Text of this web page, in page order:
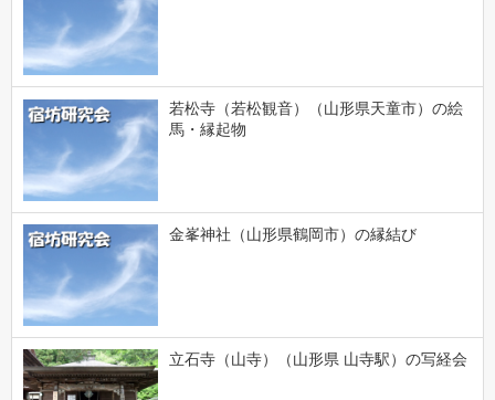
若松寺（若松観音）（山形県天童市）の絵
馬・縁起物
金峯神社（山形県鶴岡市）の縁結び
立石寺（山寺）（山形県 山寺駅）の写経会